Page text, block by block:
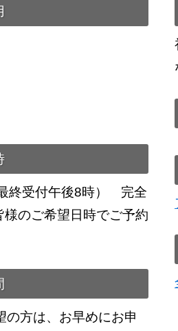
終受付午後8時） 完全
のご希望日時でご予約
方は、お早めにお申